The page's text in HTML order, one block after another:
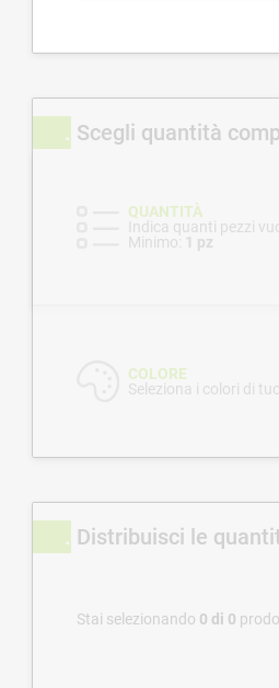
Scegli quantità
QUANTITÀ
Indica quanti pezzi
Minimo: 1 pz
COLORE
Seleziona i colori di
Distribuisci le
Stai selezionando 0 di 0